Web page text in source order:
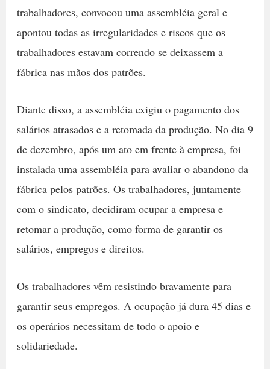
trabalhadores, convocou uma assembléia geral e
apontou todas as irregularidades e riscos que os
trabalhadores estavam correndo se deixassem a
fábrica nas mãos dos patrões.
Diante disso, a assembléia exigiu o pagamento dos
salários atrasados e a retomada da produção. No dia 9
de dezembro, após um ato em frente à empresa, foi
instalada uma assembléia para avaliar o abandono da
fábrica pelos patrões. Os trabalhadores, juntamente
com o sindicato, decidiram ocupar a empresa e
retomar a produção, como forma de garantir os
salários, empregos e direitos.
Os trabalhadores vêm resistindo bravamente para
garantir seus empregos. A ocupação já dura 45 dias e
os operários necessitam de todo o apoio e
solidariedade.